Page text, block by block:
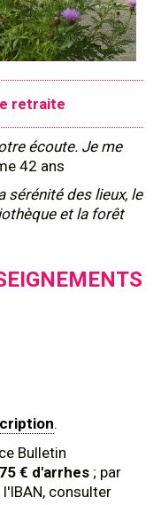
retraite
écoute. Je me
42 ans
sérénité des lieux, le
et la forêt
.
Bulletin
75 € d'arrhes ; par
consulter